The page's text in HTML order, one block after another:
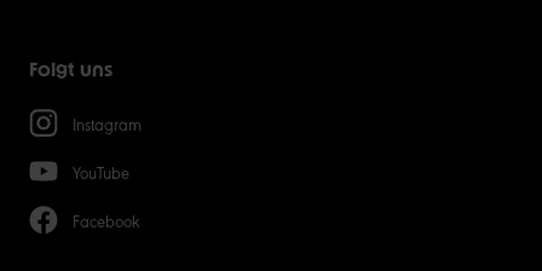
Folgt uns
Instagram
YouTube
Facebook